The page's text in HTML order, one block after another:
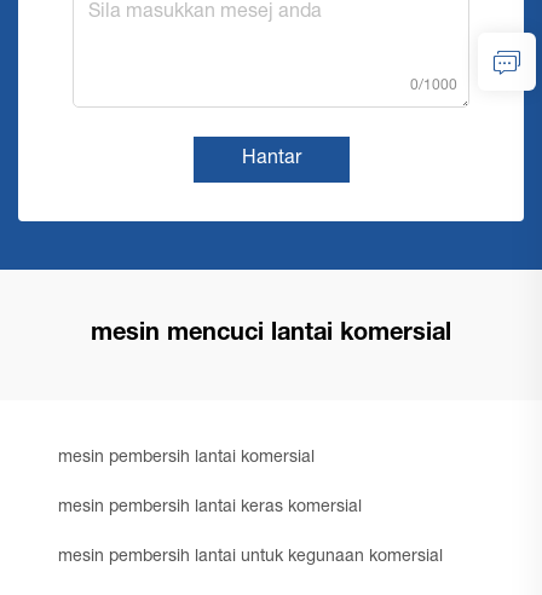
0/1000
Hantar
mesin mencuci lantai komersial
mesin pembersih lantai komersial
mesin pembersih lantai keras komersial
mesin pembersih lantai untuk kegunaan komersial